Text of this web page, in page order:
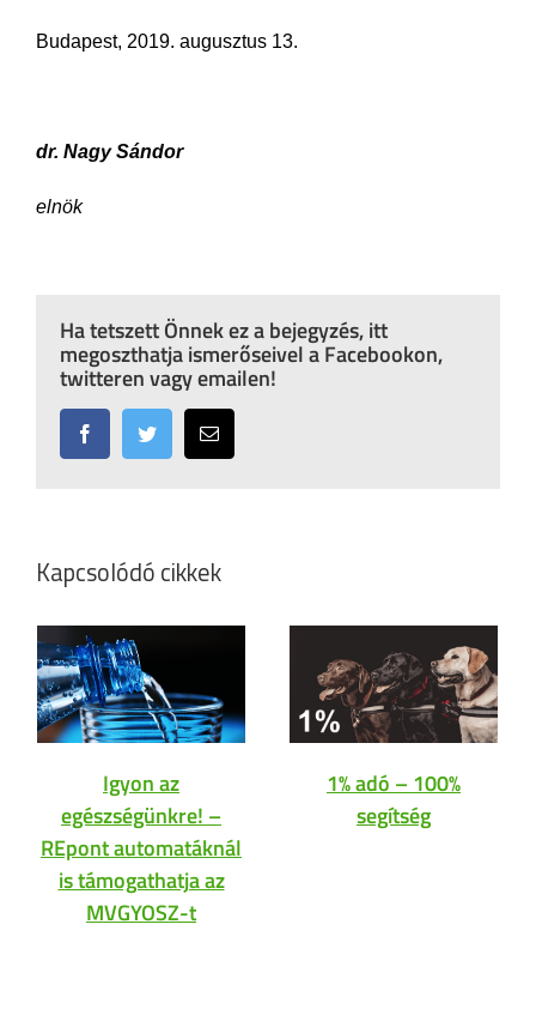
Budapest, 2019. augusztus 13.
dr. Nagy Sándor
elnök
Ha tetszett Önnek ez a bejegyzés, itt
megoszthatja ismerőseivel a Facebookon,
twitteren vagy emailen!
FacebookTwitter Email:
Kapcsolódó cikkek
Igyon az
egészségünkre! –
REpont automatáknál
is támogathatja az
MVGYOSZ-t
1% adó – 100%
segítség